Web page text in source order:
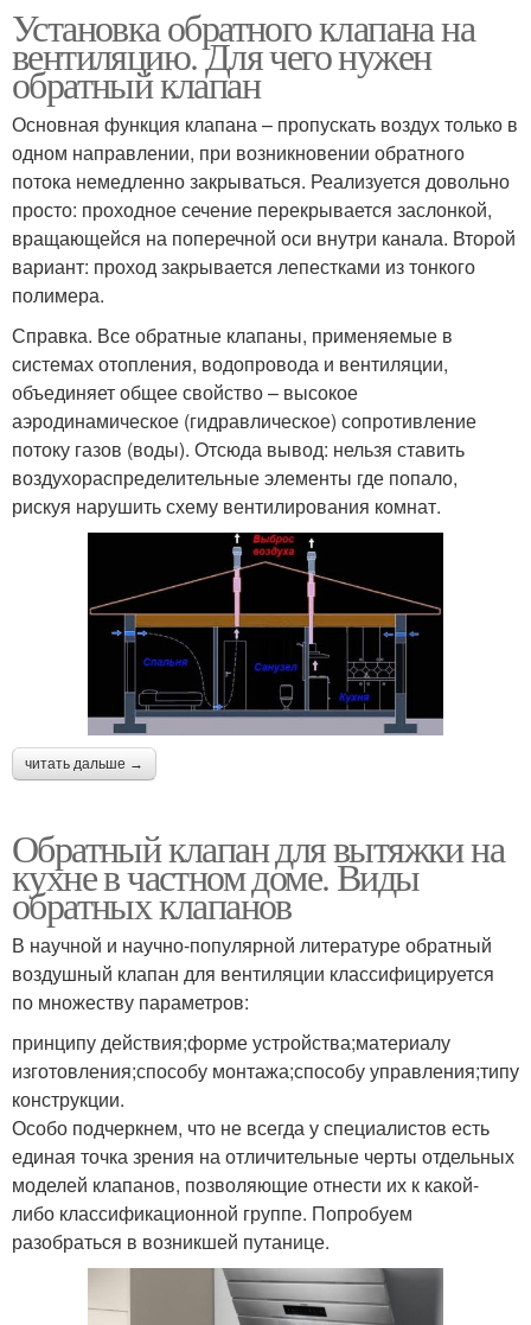
Установка обратного клапана на
вентиляцию. Для чего нужен
обратный клапан
Основная функция клапана – пропускать воздух только в
одном направлении, при возникновении обратного
потока немедленно закрываться. Реализуется довольно
просто: проходное сечение перекрывается заслонкой,
вращающейся на поперечной оси внутри канала. Второй
вариант: проход закрывается лепестками из тонкого
полимера.
Справка. Все обратные клапаны, применяемые в
системах отопления, водопровода и вентиляции,
объединяет общее свойство – высокое
аэродинамическое (гидравлическое) сопротивление
потоку газов (воды). Отсюда вывод: нельзя ставить
воздухораспределительные элементы где попало,
рискуя нарушить схему вентилирования комнат.
читать дальше →
Обратный клапан для вытяжки на
кухне в частном доме. Виды
обратных клапанов
В научной и научно-популярной литературе обратный
воздушный клапан для вентиляции классифицируется
по множеству параметров:
принципу действия;форме устройства;материалу
изготовления;способу монтажа;способу управления;типу
конструкции.
Особо подчеркнем, что не всегда у специалистов есть
единая точка зрения на отличительные черты отдельных
моделей клапанов, позволяющие отнести их к какой-
либо классификационной группе. Попробуем
разобраться в возникшей путанице.